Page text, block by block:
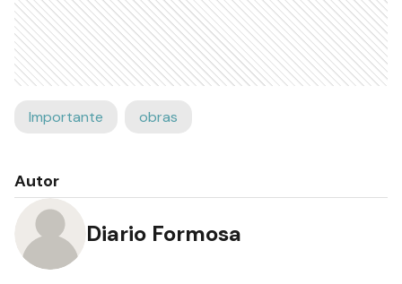
Importante obras
Autor
Diario Formosa